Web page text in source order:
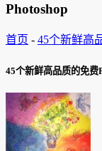
Photoshop
首页 - 45个新鲜高
45个新鲜高品质的免费